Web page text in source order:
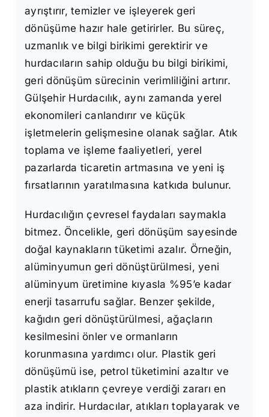
ayrıştırır, temizler ve işleyerek geri
dönüşüme hazır hale getirirler. Bu süreç,
uzmanlık ve bilgi birikimi gerektirir ve
hurdacıların sahip olduğu bu bilgi birikimi,
geri dönüşüm sürecinin verimliliğini artırır.
Gülşehir Hurdacılık, aynı zamanda yerel
ekonomileri canlandırır ve küçük
işletmelerin gelişmesine olanak sağlar. Atık
toplama ve işleme faaliyetleri, yerel
pazarlarda ticaretin artmasına ve yeni iş
fırsatlarının yaratılmasına katkıda bulunur.
Hurdacılığın çevresel faydaları saymakla
bitmez. Öncelikle, geri dönüşüm sayesinde
doğal kaynakların tüketimi azalır. Örneğin,
alüminyumun geri dönüştürülmesi, yeni
alüminyum üretimine kıyasla %95’e kadar
enerji tasarrufu sağlar. Benzer şekilde,
kağıdın geri dönüştürülmesi, ağaçların
kesilmesini önler ve ormanların
korunmasına yardımcı olur. Plastik geri
dönüşümü ise, petrol tüketimini azaltır ve
plastik atıkların çevreye verdiği zararı en
aza indirir. Hurdacılar, atıkları toplayarak ve